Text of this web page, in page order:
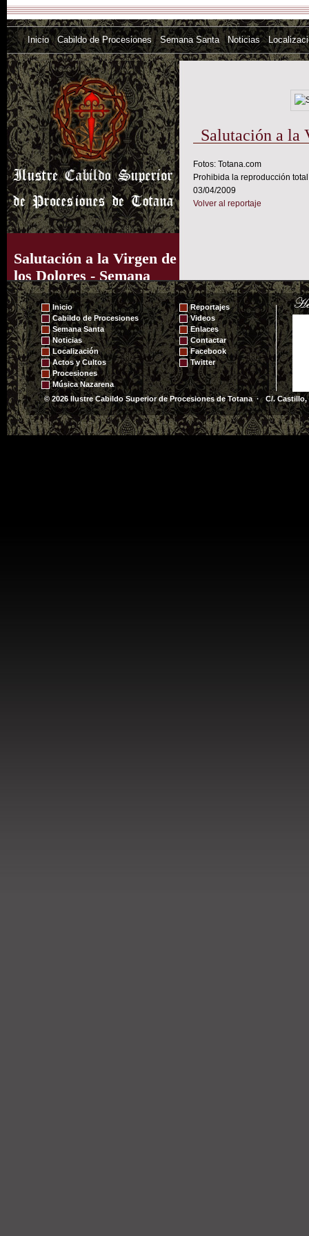
Inicio Cabildo de Procesiones Semana Santa Noticias
Salutación a la Virgen de
los Dolores - Semana
Santa 2009
Salutación a la
Fotos: Totana.com
Prohibida la reproducción
03/04/2009
Volver al reportaje
Inicio
Cabildo de Procesiones
Semana Santa
Noticias
Localización
Actos y Cultos
Procesiones
Música Nazarena
Reportajes
Videos
Enlaces
Contactar
Facebook
Twitter
© 2026 Ilustre Cabildo Superior de Procesiones de Totana · C/. Castillo,